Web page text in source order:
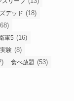
デッド (18)
軍5 (16)
験 (8)
食べ放題 (53)